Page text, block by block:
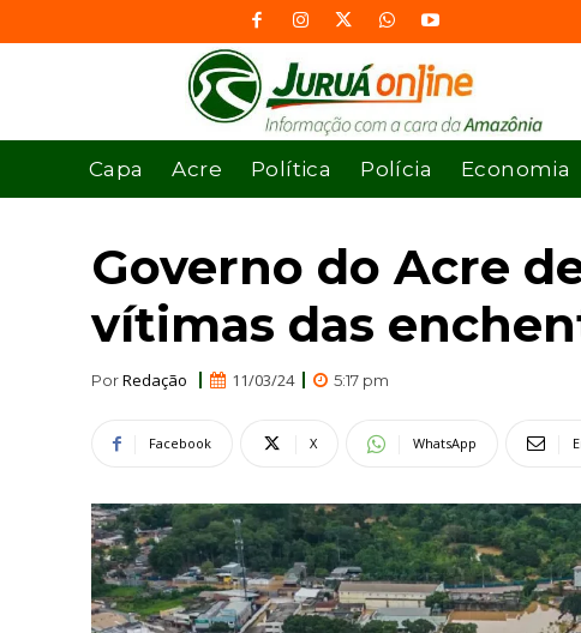
Capa Acre Política Polícia Economia
Governo do Acre
vítimas das
PorRedação 11/03/24 5:17 pm
Facebook X WhatsApp